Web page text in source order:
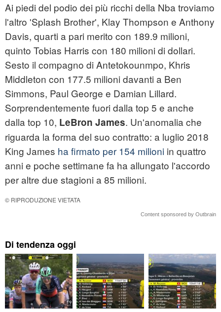
Ai piedi del podio dei più ricchi della Nba troviamo
l'altro 'Splash Brother', Klay Thompson e Anthony
Davis, quarti a pari merito con 189.9 milioni,
quinto Tobias Harris con 180 milioni di dollari.
Sesto il compagno di Antetokounmpo, Khris
Middleton con 177.5 milioni davanti a Ben
Simmons, Paul George e Damian Lillard.
Sorprendentemente fuori dalla top 5 e anche
dalla top 10, LeBron James. Un'anomalia che
riguarda la forma del suo contratto: a luglio 2018
King James ha firmato per 154 milioni in quattro
anni e poche settimane fa ha allungato l'accordo
per altre due stagioni a 85 milioni.
© RIPRODUZIONE VIETATA
Content sponsored by Outbrain
Di tendenza oggi